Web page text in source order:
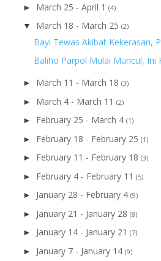
► March 25 - April 1 (4)
▼ March 18 - March 25 (2)
Bayi Tewas Akibat Kekerasan,
Baliho Parpol Mulai Muncul, Ini
► March 11 - March 18 (3)
► March 4 - March 11 (2)
► February 25 - March 4 (1)
► February 18 - February 25 (1)
► February 11 - February 18 (3)
► February 4 - February 11 (5)
► January 28 - February 4 (9)
► January 21 - January 28 (8)
► January 14 - January 21 (7)
► January 7 - January 14 (9)